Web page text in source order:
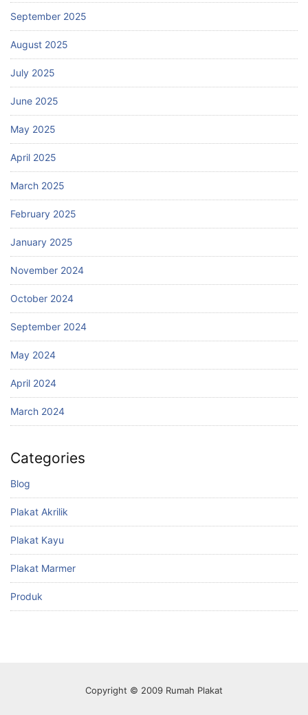
September 2025
August 2025
July 2025
June 2025
May 2025
April 2025
March 2025
February 2025
January 2025
November 2024
October 2024
September 2024
May 2024
April 2024
March 2024
Categories
Blog
Plakat Akrilik
Plakat Kayu
Plakat Marmer
Produk
Copyright © 2009 Rumah Plakat